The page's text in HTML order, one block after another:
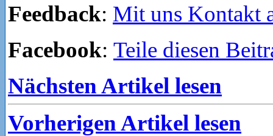
Feedback: Mit uns Kontakt
Facebook: Teile diesen
Nächsten Artikel lesen
Vorherigen Artikel lesen